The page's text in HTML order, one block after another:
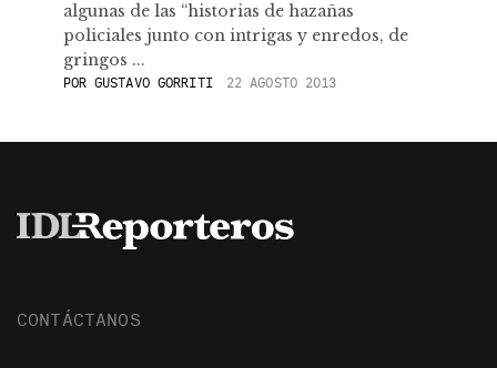
algunas de las “historias de hazañas
policiales junto con intrigas y enredos, de
gringos ...
POR GUSTAVO GORRITI 22 AGOSTO 2013
CONTÁCTANOS